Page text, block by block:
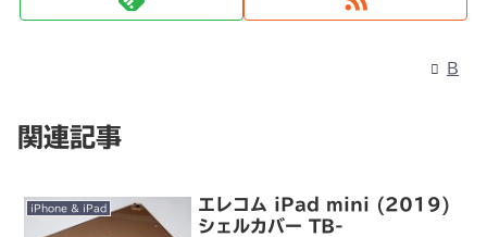
B
関連記事
iPhone & iPad
エレコム iPad mini (2019)
シェルカバー TB-